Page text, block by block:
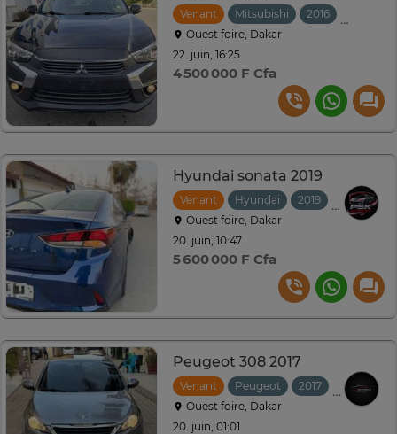
Venant Mitsubishi 2016
Ouest foire, Dakar
22. juin, 16:25
4 500 000 F Cfa
Hyundai sonata 2019
Venant Hyundai 2019
Ouest foire, Dakar
20. juin, 10:47
5 600 000 F Cfa
Peugeot 308 2017
Venant Peugeot 2017
Ouest foire, Dakar
20. juin, 01:01